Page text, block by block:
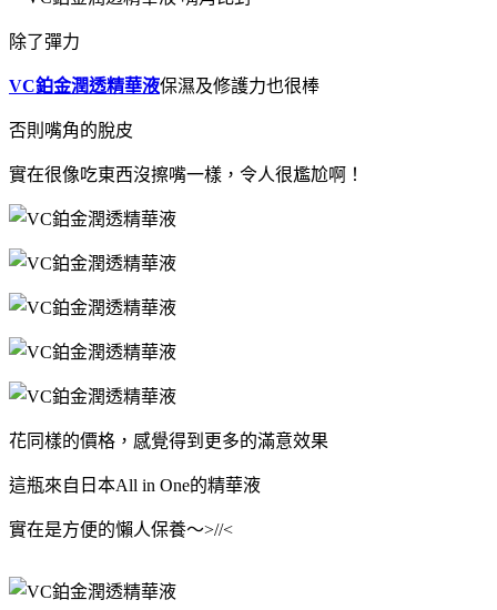
除了彈力
VC鉑金潤透精華液保濕及修護力也很棒
否則嘴角的脫皮
實在很像吃東西沒擦嘴一樣，令人很尷尬啊！
花同樣的價格，感覺得到更多的滿意效果
這瓶來自日本All in One的精華液
實在是方便的懶人保養～>//<